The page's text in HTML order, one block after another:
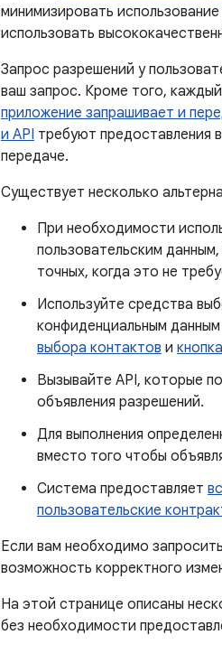
минимизировать
использовать
Запрос разрешений у
ваш запрос. Кроме того,
приложение запрашивает и
и API требуют предоставления
передаче.
Существует несколько
При необходимости
пользовательским
точных, когда это не
Используйте средства
конфиденциальным данным
выбора контактов и
Вызывайте API, которые
объявления разрешений.
Для выполнения
вместо того чтобы
Система предоставляет
пользовательские
Если вам необходимо
возможность корректного
На этой странице описаны
без необходимости